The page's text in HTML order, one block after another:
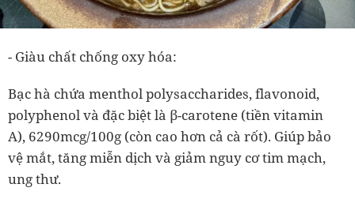
- Giàu chất chống oxy hóa:
Bạc hà chứa menthol polysaccharides, flavonoid,
polyphenol và đặc biệt là β-carotene (tiền vitamin
A), 6290mcg/100g (còn cao hơn cả cà rốt). Giúp bảo
vệ mắt, tăng miễn dịch và giảm nguy cơ tim mạch,
ung thư.